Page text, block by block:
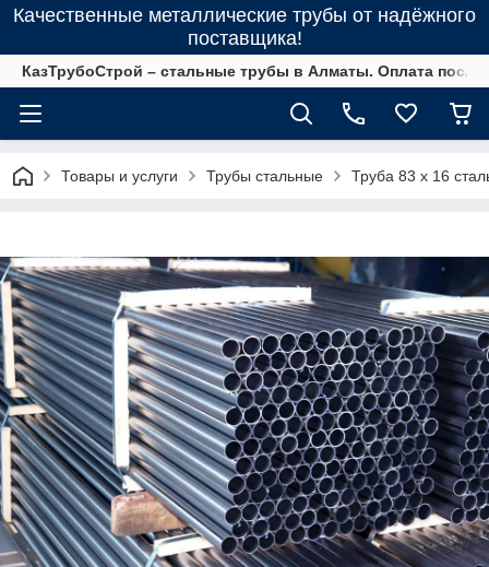
Качественные металлические трубы от надёжного
поставщика!
КазТрубоСтрой – стальные трубы в Алматы. Оплата
Товары и услуги Трубы стальные Труба 83 х 16